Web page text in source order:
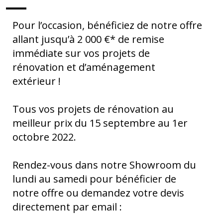
Pour l’occasion, bénéficiez de notre offre
allant jusqu’à 2 000 €* de remise
immédiate sur vos projets de
rénovation et d’aménagement
extérieur !
Tous vos projets de rénovation au
meilleur prix du 15 septembre au 1er
octobre 2022.
Rendez-vous dans notre Showroom du
lundi au samedi pour bénéficier de
notre offre ou demandez votre devis
directement par email :